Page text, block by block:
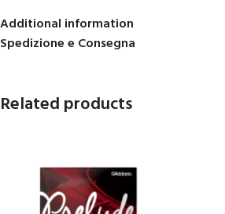
Additional information
Spedizione e Consegna
Related products